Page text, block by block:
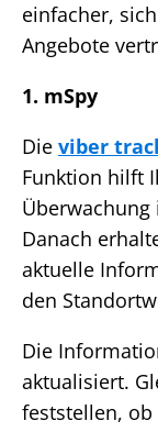
einfacher,
Angebote
1. mSpy
Die viber
Funktion hilft
Danach
aktuelle
den
Die
aktualisiert.
feststellen,